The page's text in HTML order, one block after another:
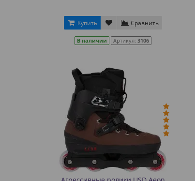
Купить Сравнить
В наличии Артикул: 3106